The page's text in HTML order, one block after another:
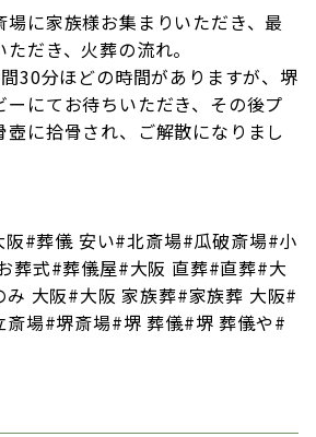
場に家族様お集まりいただき、最
だき、火葬の流れ。
30分ほどの時間がありますが、堺
ーにてお待ちいただき、その後プ
壺に拾骨され、ご解散になりまし
#葬儀 安い#北斎場#瓜破斎場#小
葬式#葬儀屋#大阪 直葬#直葬#大
み 大阪#大阪 家族葬#家族葬 大阪#
斎場#堺斎場#堺 葬儀#堺 葬儀や#